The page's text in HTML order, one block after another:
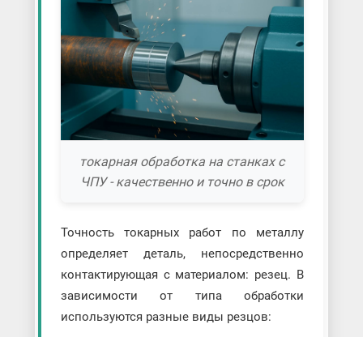
токарная обработка на станках с
ЧПУ - качественно и точно в срок
Точность токарных работ по металлу
определяет деталь, непосредственно
контактирующая с материалом: резец. В
зависимости от типа обработки
используются разные виды резцов: